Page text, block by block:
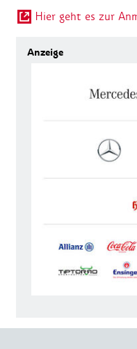
Hier geht es zur